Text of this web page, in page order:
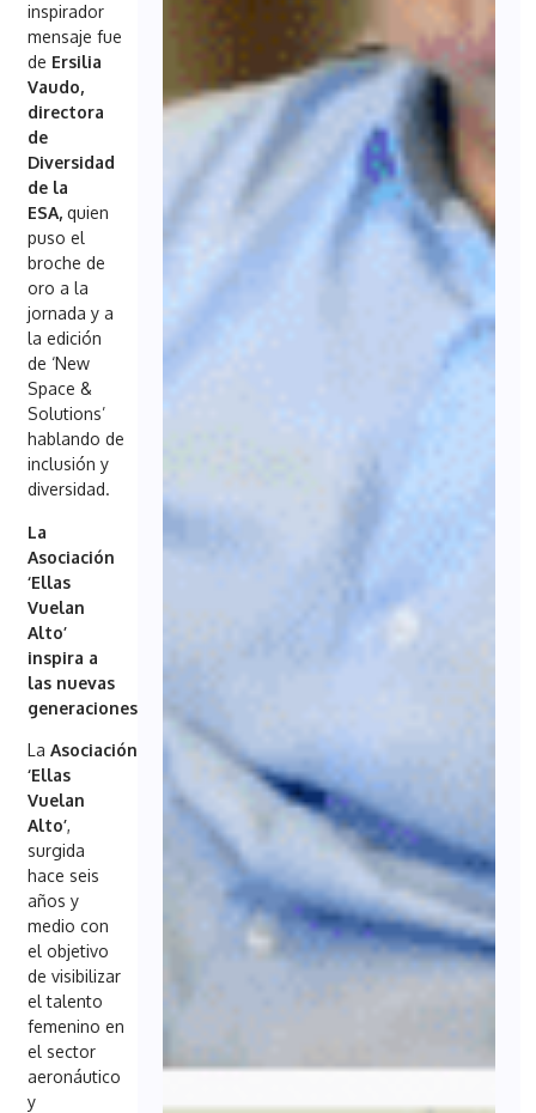
inspirador
mensaje fue
de Ersilia
Vaudo,
directora
de
Diversidad
de la
ESA, quien
puso el
broche de
oro a la
jornada y a
la edición
de ‘New
Space &
Solutions’
hablando de
inclusión y
diversidad.
La
Asociación
‘Ellas
Vuelan
Alto’
inspira a
las nuevas
generaciones
LaAsociación
‘Ellas
Vuelan
Alto’,
surgida
hace seis
años y
medio con
el objetivo
de visibilizar
el talento
femenino en
el sector
aeronáutico
y